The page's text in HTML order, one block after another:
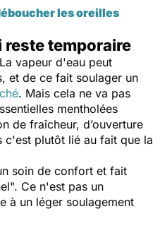
les oreilles
reste temporaire
vapeur d'eau peut
et de ce fait soulager un
. Mais cela ne va pas
mentholées
de fraîcheur, d’ouverture
c'est plutôt lié au fait que la
soin de confort et fait
Ce n'est pas un
à un léger soulagement